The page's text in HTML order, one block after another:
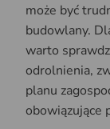
może być
budowlany.
warto
odrolnienia,
planu
obowiązujące